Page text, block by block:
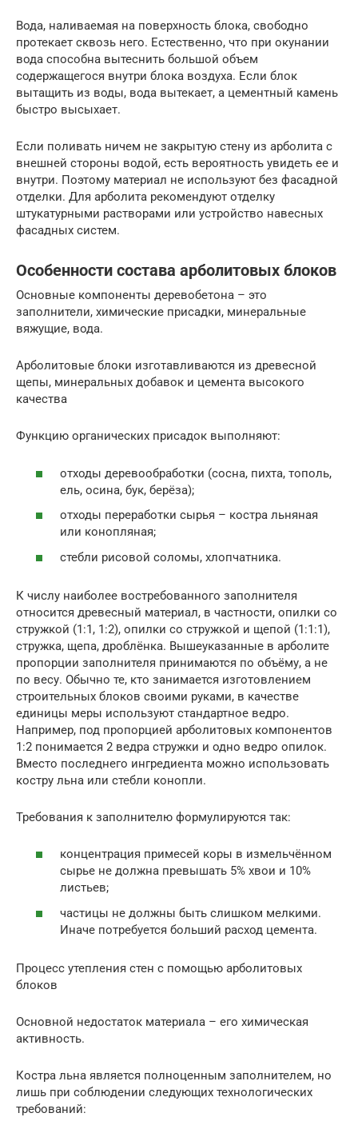
Вода, наливаемая на поверхность блока, свободно
протекает сквозь него. Естественно, что при окунании
вода способна вытеснить большой объем
содержащегося внутри блока воздуха. Если блок
вытащить из воды, вода вытекает, а цементный камень
быстро высыхает.
Если поливать ничем не закрытую стену из арболита с
внешней стороны водой, есть вероятность увидеть ее и
внутри. Поэтому материал не используют без фасадной
отделки. Для арболита рекомендуют отделку
штукатурными растворами или устройство навесных
фасадных систем.
Особенности состава арболитовых блоков
Основные компоненты деревобетона – это
заполнители, химические присадки, минеральные
вяжущие, вода.
Арболитовые блоки изготавливаются из древесной
щепы, минеральных добавок и цемента высокого
качества
Функцию органических присадок выполняют:
отходы деревообработки (сосна, пихта, тополь,
ель, осина, бук, берёза);
отходы переработки сырья – костра льняная
или конопляная;
стебли рисовой соломы, хлопчатника.
К числу наиболее востребованного заполнителя
относится древесный материал, в частности, опилки со
стружкой (1:1, 1:2), опилки со стружкой и щепой (1:1:1),
стружка, щепа, дроблёнка. Вышеуказанные в арболите
пропорции заполнителя принимаются по объёму, а не
по весу. Обычно те, кто занимается изготовлением
строительных блоков своими руками, в качестве
единицы меры используют стандартное ведро.
Например, под пропорцией арболитовых компонентов
1:2 понимается 2 ведра стружки и одно ведро опилок.
Вместо последнего ингредиента можно использовать
костру льна или стебли конопли.
Требования к заполнителю формулируются так:
концентрация примесей коры в измельчённом
сырье не должна превышать 5% хвои и 10%
листьев;
частицы не должны быть слишком мелкими.
Иначе потребуется больший расход цемента.
Процесс утепления стен с помощью арболитовых
блоков
Основной недостаток материала – его химическая
активность.
Костра льна является полноценным заполнителем, но
лишь при соблюдении следующих технологических
требований: